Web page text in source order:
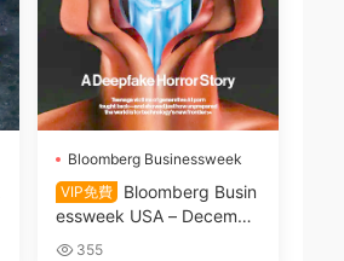
Bloomberg Businessweek
VIP免費
Bloomberg Busin
essweek USA – Decembe
r 04, 2023
355